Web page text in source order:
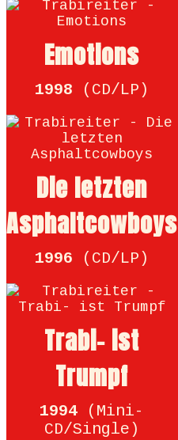
Emotions
1998 (CD/LP)
Die letzten
Asphalt­cowboys
1996 (CD/LP)
Trabi- ist
Trumpf
1994 (Mini-
CD/Single)